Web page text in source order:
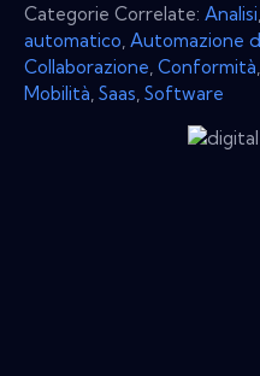
Categorie Correlate: Analisi
automatico Automazione
Collaborazione Conformità
Mobilità Saas Software